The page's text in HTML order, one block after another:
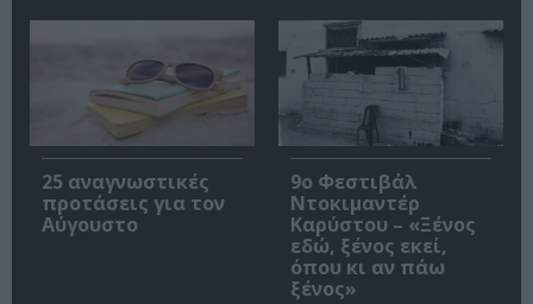
25 αναγνωστικές
προτάσεις για τον
Αύγουστο
9ο Φεστιβάλ
Ντοκιμαντέρ
Καρύστου – «Ξένος
εδώ, ξένος εκεί,
όπου κι αν πάω
ξένος»